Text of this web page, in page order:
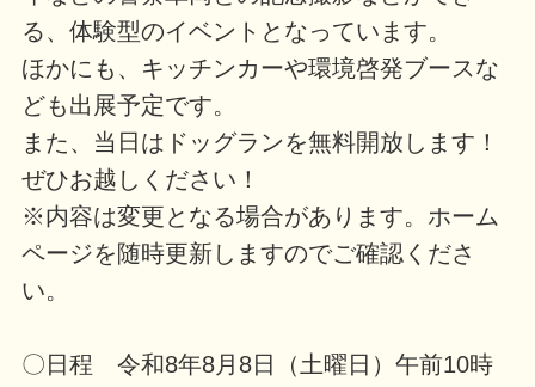
る、体験型のイベントとなっています。
ほかにも、キッチンカーや環境啓発ブースな
ども出展予定です。
また、当日はドッグランを無料開放します！
ぜひお越しください！
※内容は変更となる場合があります。ホーム
ページを随時更新しますのでご確認くださ
い。
〇日程 令和8年8月8日（土曜日）午前10時